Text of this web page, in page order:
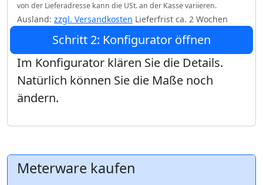
von der Lieferadresse kann die USt. an der Kasse variieren.
Ausland: zzgl. Versandkosten Lieferfrist ca. 2 Wochen
Schritt 2: Konfigurator öffnen
Im Konfigurator klären Sie die Details.
Natürlich können Sie die Maße noch
ändern.
Meterware kaufen